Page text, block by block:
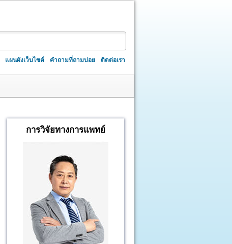
แผนผังเว็บไซต์ คำถามที่ถามบ่อย ติดต่อเรา
การวิจัยทางการแพทย์